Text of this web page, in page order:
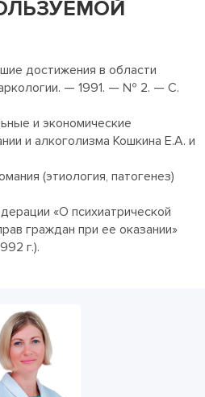
достижения в области
— 1991. — № 2. — С.
и экономические
и алкоголизма Кошкина Е.А. и
(этиология, патогенез)
«О психиатрической
граждан при ее оказании»
г.).